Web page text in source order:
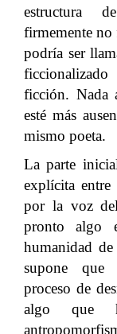
estructura
firmemente no
podría ser
ficcionalizado
ficción. Nada
esté más
mismo poeta.
La parte
explícita
por la voz
pronto algo
humanidad
supone que
proceso de
algo que